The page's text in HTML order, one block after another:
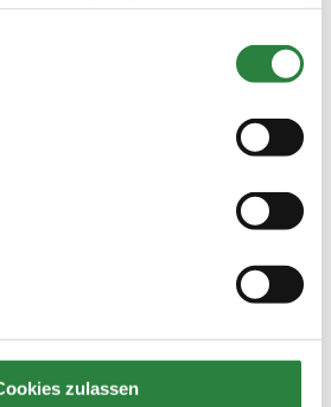
zulassen
Nächster Artikel
Pferdefütterung
Gebiss, Teil I: Anatomie und